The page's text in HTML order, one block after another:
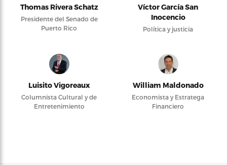
Thomas Rivera Schatz
Presidente del Senado de
Puerto Rico
Víctor García San
Inocencio
Política y justicia
Luisito Vigoreaux
Columnista Cultural y de
Entretenimiento
William Maldonado
Economista y Estratega
Financiero